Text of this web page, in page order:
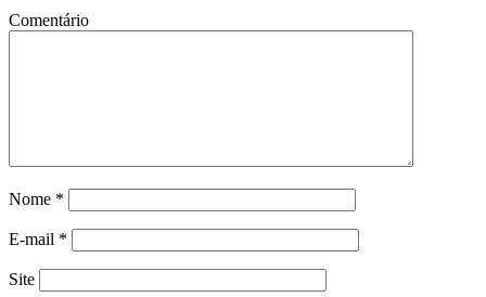
Comentário
Nome *
E-mail *
Site